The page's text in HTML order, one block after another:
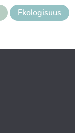
Ekologisuus